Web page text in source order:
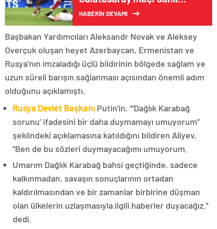
Anlatım | LIV – GS maçı
istatistikleri
HABERİN DEVAMI
Başbakan Yardımcıları Aleksandr Novak ve Aleksey
Overçuk oluşan heyet Azerbaycan, Ermenistan ve
Rusya’nın imzaladığı üçlü bildirinin bölgede sağlam ve
uzun süreli barışın sağlanması açısından önemli adım
olduğunu açıklamıştı.
Rusya Devlet Başkanı Putin’in, “‘Dağlık Karabağ
sorunu’ ifadesini bir daha duymamayı umuyorum”
şeklindeki açıklamasına katıldığını bildiren Aliyev,
“Ben de bu sözleri duymayacağımı umuyorum.
Umarım Dağlık Karabağ bahsi geçtiğinde, sadece
kalkınmadan, savaşın sonuçlarının ortadan
kaldırılmasından ve bir zamanlar birbirine düşman
olan ülkelerin uzlaşmasıyla ilgili haberler duyacağız.”
dedi.